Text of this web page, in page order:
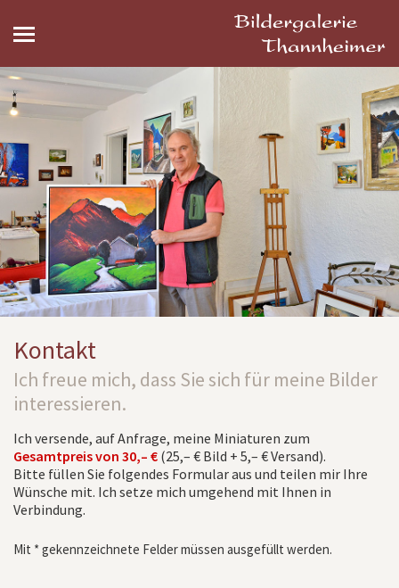
Kontakt
Ich freue mich, dass Sie sich für meine Bilder
interessieren.
Ich versende, auf Anfrage, meine Miniaturen zum
Gesamtpreis von 30,– € (25,– € Bild + 5,– € Versand).
Bitte füllen Sie folgendes Formular aus und teilen mir Ihre
Wünsche mit. Ich setze mich umgehend mit Ihnen in
Verbindung.
Mit * gekennzeichnete Felder müssen ausgefüllt werden.